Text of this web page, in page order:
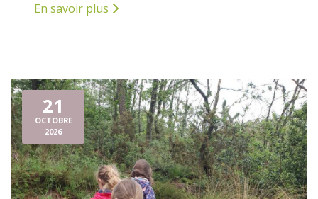
En savoir plus
21
OCTOBRE
2026